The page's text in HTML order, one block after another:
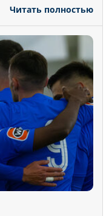
Читать полностью